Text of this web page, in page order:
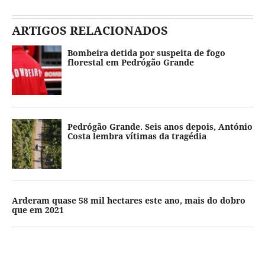
ARTIGOS RELACIONADOS
Bombeira detida por suspeita de fogo
florestal em Pedrógão Grande
Pedrógão Grande. Seis anos depois, António
Costa lembra vítimas da tragédia
Arderam quase 58 mil hectares este ano, mais do dobro
que em 2021